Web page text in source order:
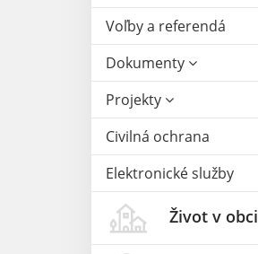
Voľby a referendá
Dokumenty
Projekty
Civilná ochrana
Elektronické služby
Život v obci